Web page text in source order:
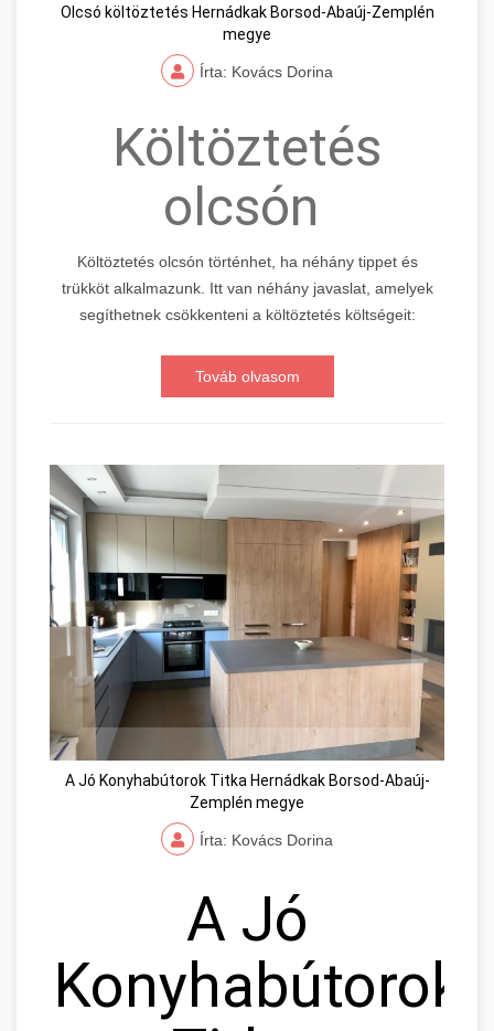
Olcsó költöztetés Hernádkak Borsod-Abaúj-Zemplén
megye
Írta: Kovács Dorina
Költöztetés
olcsón
Költöztetés olcsón történhet, ha néhány tippet és
trükköt alkalmazunk. Itt van néhány javaslat, amelyek
segíthetnek csökkenteni a költöztetés költségeit:
Továb olvasom
A Jó Konyhabútorok Titka Hernádkak Borsod-Abaúj-
Zemplén megye
Írta: Kovács Dorina
A Jó
Konyhabútorok